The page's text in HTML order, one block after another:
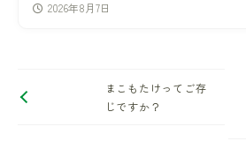
2026年8月7日
まこもたけってご存
じですか？